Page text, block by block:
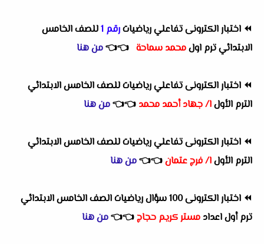
⏪ اختبار الكترونى تفاعلي رياضياترقم 1 للصف الخامس
الابتدائي ترم اولمحمد سماحة 👈
👈من هنا
⏪ اختبار الكترونى تفاعلي رياضيات للصف الخامس الابتدائي
الترم الأولا/ جهاد أحمد محمد 👈
👈من هنا
⏪ اختبار الكترونى تفاعلي رياضيات للصف الخامس الابتدائي
الترم الأولا/ فرج عتمان👈
👈من هنا
⏪
اختبار الكترونى 100 سؤال رياضيات الصف الخامس الابتدائي
ترم أول اعداد مستر كريم حجاج👈
👈من هنا